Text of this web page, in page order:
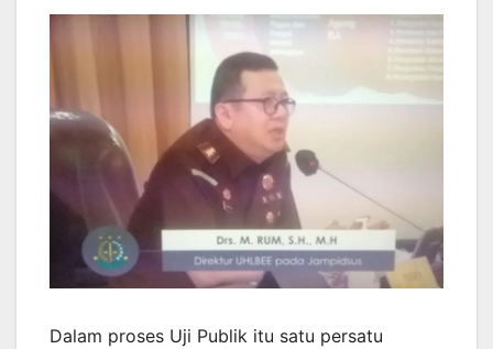
Dalam proses Uji Publik itu satu persatu